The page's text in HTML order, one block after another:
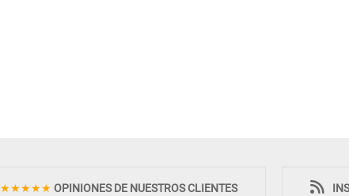
★★★★★ OPINIONES DE NUESTROS CLIENTES